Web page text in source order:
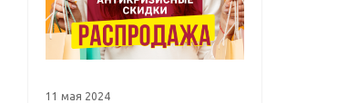
11 мая 2024